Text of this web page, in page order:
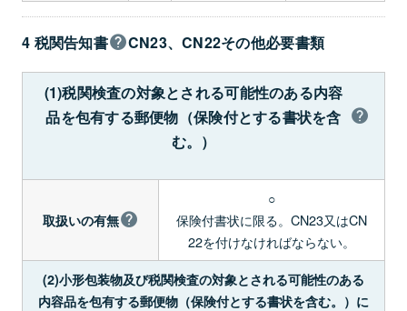
4 税関告知書 CN23、CN22その他必要書類
(1)税関検査の対象とされる可能性のある内容
品を包有する郵便物（保険付とする書状を含
む。）
取扱いの有無
○
保険付書状に限る。CN23又はCN
22を付けなければならない。
(2)小形包装物及び税関検査の対象とされる可能性のある
内容品を包有する郵便物（保険付とする書状を含む。）に